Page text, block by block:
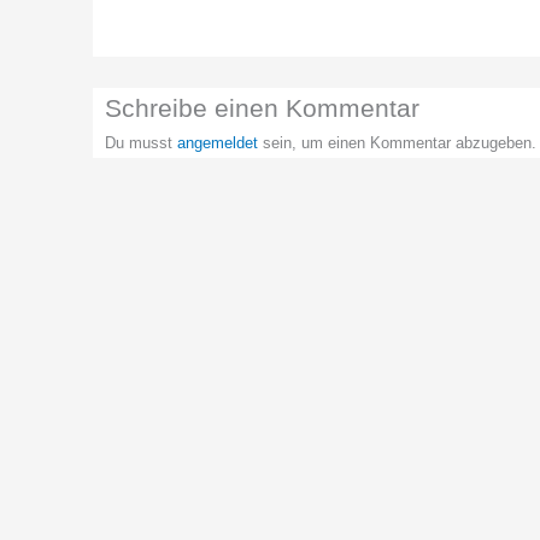
Schreibe einen Kommentar
Du musst angemeldet sein, um einen Kommentar abzugeben.